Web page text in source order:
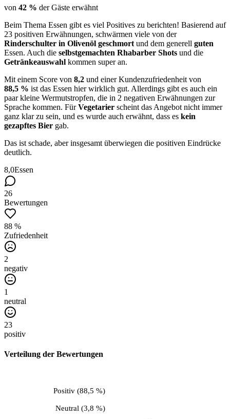
von 42 % der Gäste erwähnt
Beim Thema Essen gibt es viel Positives zu berichten! Basierend auf
23 positiven Erwähnungen, schwärmen viele von der
Rinderschulter in Olivenöl geschmort und dem generell guten
Essen. Auch die selbstgemachten Rhabarber Shots und die
Getränkeauswahl kommen super an.
Mit einem Score von 8,2 und einer Kundenzufriedenheit von
88,5 % ist das Essen hier wirklich gut. Allerdings gibt es auch ein
paar kleine Wermutstropfen, die in 2 negativen Erwähnungen zur
Sprache kommen. FürVegetarier scheint das Angebot nicht immer
ganz klar zu sein, und es wurde auch erwähnt, dass es kein
gezapftes Bier gab.
Das ist schade, aber insgesamt überwiegen die positiven Eindrücke
deutlich.
8,0Essen
26
Bewertungen
88 %
Zufriedenheit
2
negativ
1
neutral
23
positiv
Verteilung der Bewertungen
Neutral (3,8 %)
Positiv(88,5 %)